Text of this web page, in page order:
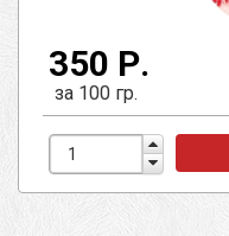
350 Р.
за 100 гр.